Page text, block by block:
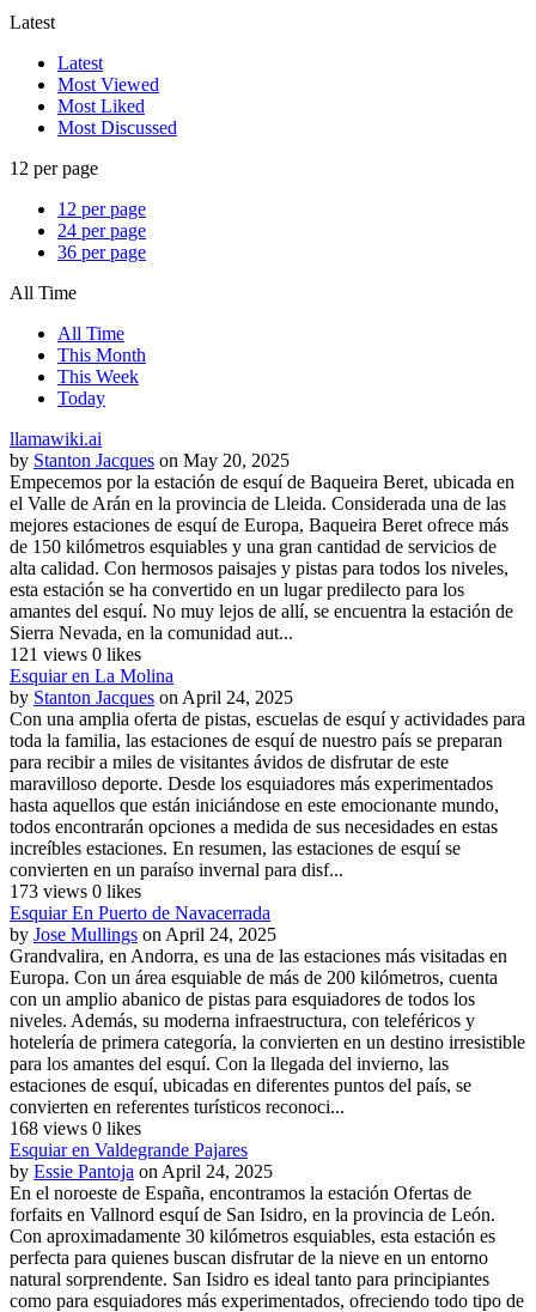
Latest
Latest
Most Viewed
Most Liked
Most Discussed
12 per page
12 per page
24 per page
36 per page
All Time
All Time
This Month
This Week
Today
llamawiki.ai
by Stanton Jacques on May 20, 2025
Empecemos por la estación de esquí de Baqueira Beret, ubicada en
el Valle de Arán en la provincia de Lleida. Considerada una de las
mejores estaciones de esquí de Europa, Baqueira Beret ofrece más
de 150 kilómetros esquiables y una gran cantidad de servicios de
alta calidad. Con hermosos paisajes y pistas para todos los niveles,
esta estación se ha convertido en un lugar predilecto para los
amantes del esquí. No muy lejos de allí, se encuentra la estación de
Sierra Nevada, en la comunidad aut...
121 views 0 likes
Esquiar en La Molina
by Stanton Jacques on April 24, 2025
Con una amplia oferta de pistas, escuelas de esquí y actividades para
toda la familia, las estaciones de esquí de nuestro país se preparan
para recibir a miles de visitantes ávidos de disfrutar de este
maravilloso deporte. Desde los esquiadores más experimentados
hasta aquellos que están iniciándose en este emocionante mundo,
todos encontrarán opciones a medida de sus necesidades en estas
increíbles estaciones. En resumen, las estaciones de esquí se
convierten en un paraíso invernal para disf...
173 views 0 likes
Esquiar En Puerto de Navacerrada
by Jose Mullings on April 24, 2025
Grandvalira, en Andorra, es una de las estaciones más visitadas en
Europa. Con un área esquiable de más de 200 kilómetros, cuenta
con un amplio abanico de pistas para esquiadores de todos los
niveles. Además, su moderna infraestructura, con teleféricos y
hotelería de primera categoría, la convierten en un destino irresistible
para los amantes del esquí. Con la llegada del invierno, las
estaciones de esquí, ubicadas en diferentes puntos del país, se
convierten en referentes turísticos reconoci...
168 views 0 likes
Esquiar en Valdegrande Pajares
by Essie Pantoja on April 24, 2025
En el noroeste de España, encontramos la estación Ofertas de
forfaits en Vallnord esquí de San Isidro, en la provincia de León.
Con aproximadamente 30 kilómetros esquiables, esta estación es
perfecta para quienes buscan disfrutar de la nieve en un entorno
natural sorprendente. San Isidro es ideal tanto para principiantes
como para esquiadores más experimentados, ofreciendo todo tipo de